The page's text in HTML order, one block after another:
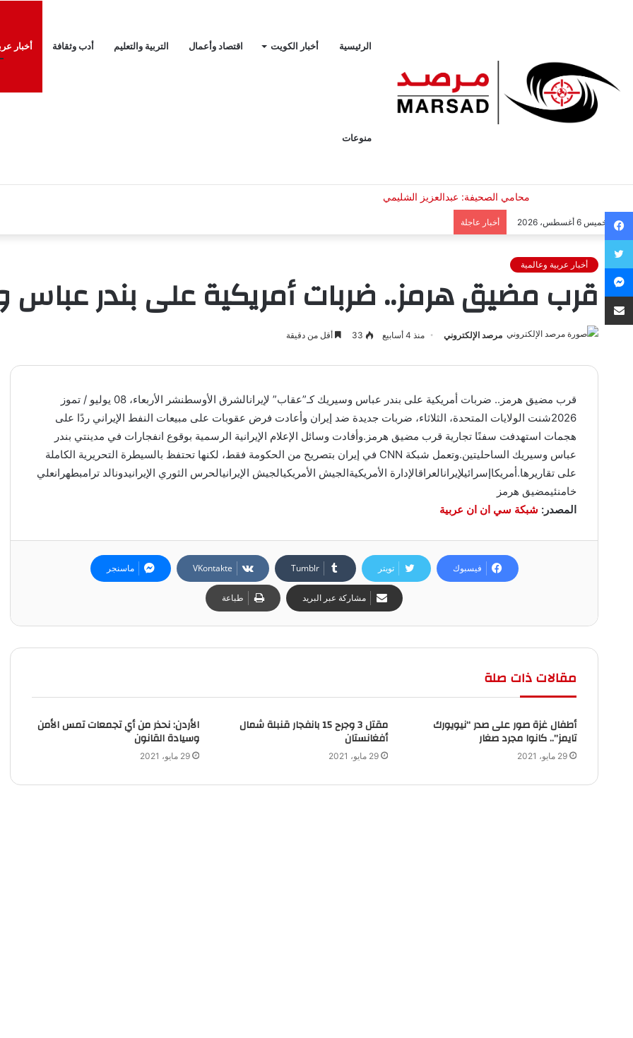
الرئيسية أخبار الكويت اقتصاد وأعمال التربية والتعليم أدب وثقافة أخبار
منوعات
الخميس 6 أغسطس، 2026 أخبار عاجلة
أخبار عربية وعالمية
قرب مضيق هرمز.. ضربات أمريكية على بندر عباس
مرصد الإلكتروني منذ 4 أسابيع 33 أقل من دقيقة
قرب مضيق هرمز.. ضربات أمريكية على بندر عباس وسيريك كـ”عقاب” لإيرانالشرق الأوسطنشر الأربعاء، 08 يوليو / تموز
2026شنت الولايات المتحدة، الثلاثاء، ضربات جديدة ضد إيران وأعادت فرض عقوبات على مبيعات النفط الإيراني ردًا على
هجمات استهدفت سفنًا تجارية قرب مضيق هرمز.وأفادت وسائل الإعلام الإيرانية الرسمية بوقوع انفجارات في مدينتي بندر
عباس وسيريك الساحليتين.وتعمل شبكة CNN في إيران بتصريح من الحكومة فقط، لكنها تحتفظ بالسيطرة التحريرية الكاملة
على تقاريرها.أمريكاإسرائيلإيرانالعراقالإدارة الأمريكيةالجيش الأمريكيالجيش الإيرانيالحرس الثوري الإيرانيدونالد ترامبطهرانعلي
خامنئيمضيق هرمز
المصدر: شبكة سي ان ان عربية
فيسبوك تويتر ‏Tumblr ماسنجر
مشاركة عبر البريد طباعة
مقالات ذات صلة
أطفال غزة صور على صدر “نيويورك
تايمز”.. كانوا مجرد صغار
29 مايو، 2021
مقتل 3 وجرح 15 بانفجار قنبلة‭ ‬شمال
أفغانستان
29 مايو، 2021
الأردن: نحذر من أي تجمعات تمس الأمن
وسيادة القانون
29 مايو، 2021
ماسنجر
مشاركة عبر البريد